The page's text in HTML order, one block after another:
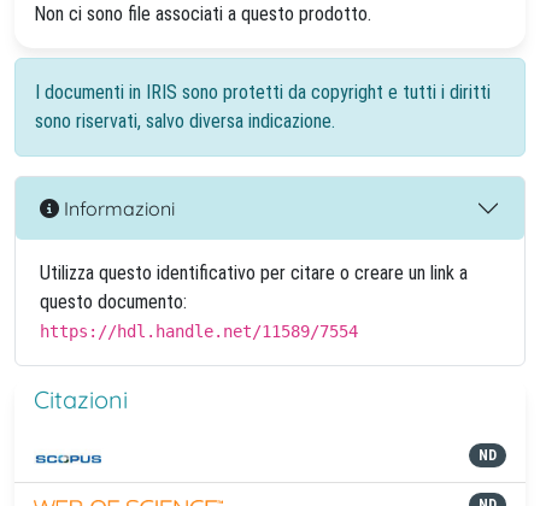
Non ci sono file associati a questo prodotto.
I documenti in IRIS sono protetti da copyright e tutti i diritti
sono riservati, salvo diversa indicazione.
Informazioni
Utilizza questo identificativo per citare o creare un link a
questo documento:
https://hdl.handle.net/11589/7554
Citazioni
ND